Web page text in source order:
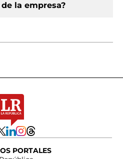
la empresa?
PORTALES